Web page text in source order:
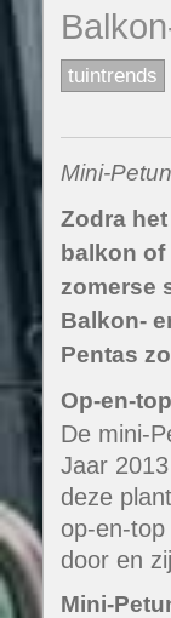
tuintrends
Mini-
Zodra
balkon
zomerse
Balkon-
Pentas
Op-en-
De mini-
Jaar
deze
op-en-
door en
Mini-